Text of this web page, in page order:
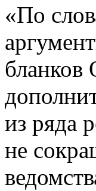
«По
из ряда
не